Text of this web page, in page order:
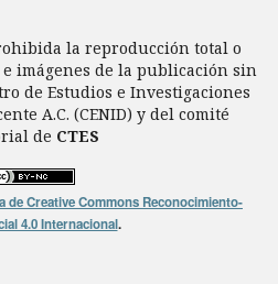
la reproducción total o
imágenes de la publicación sin
de Estudios e Investigaciones
A.C. (CENID) y del comité
de CTES
de Creative Commons Reconocimiento-
4.0 Internacional.